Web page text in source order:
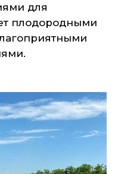
для
плодородными